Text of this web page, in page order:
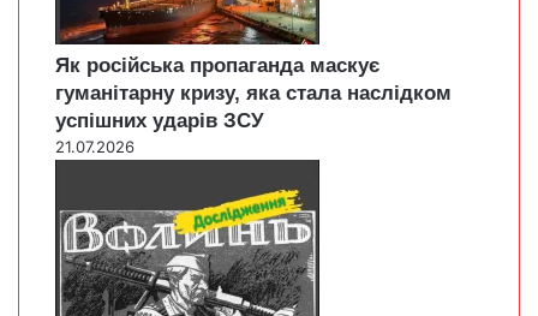
Як російська пропаганда маскує
гуманітарну кризу, яка стала наслідком
успішних ударів ЗСУ
21.07.2026